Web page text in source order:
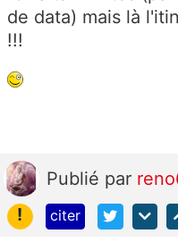
de data) mais là
!!!
Publié par
!
citer